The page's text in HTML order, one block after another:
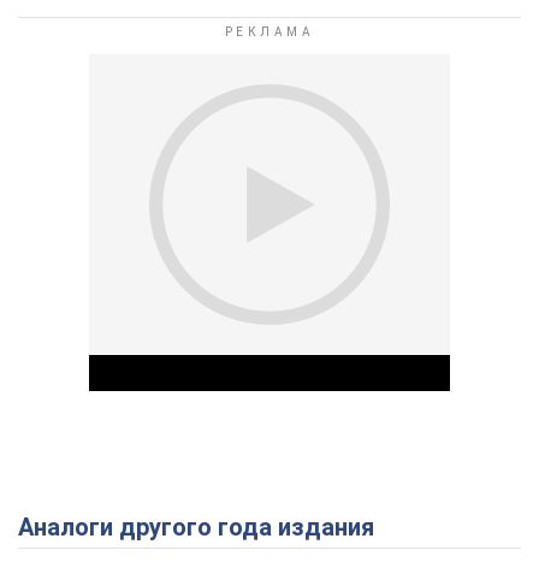
Play Video
Аналоги другого года издания